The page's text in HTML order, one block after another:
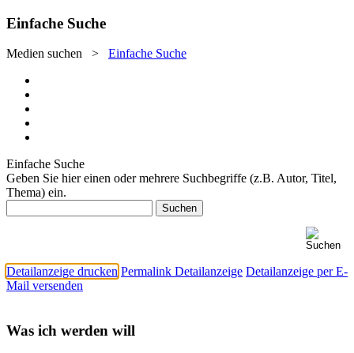
Einfache Suche
Medien suchen > Einfache Suche
Einfache Suche
Geben Sie hier einen oder mehrere Suchbegriffe (z.B. Autor, Titel,
Thema) ein.
Detailanzeige drucken Permalink Detailanzeige Detailanzeige per E-
Mail versenden
Was ich werden will